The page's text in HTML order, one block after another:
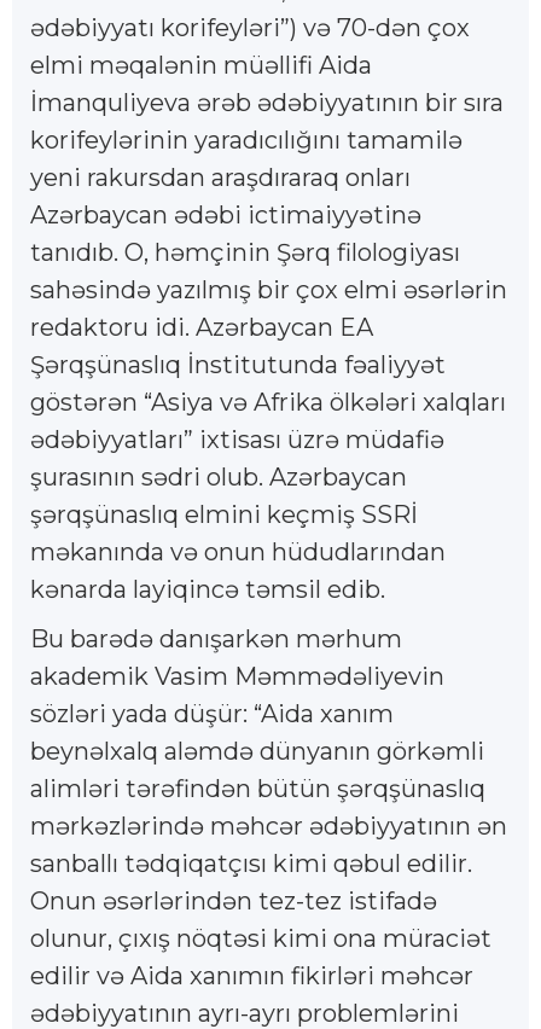
ədəbiyyatı korifeyləri”) və 70-dən çox
elmi məqalənin müəllifi Aida
İmanquliyeva ərəb ədəbiyyatının bir sıra
korifeylərinin yaradıcılığını tamamilə
yeni rakursdan araşdıraraq onları
Azərbaycan ədəbi ictimaiyyətinə
tanıdıb. O, həmçinin Şərq filologiyası
sahəsində yazılmış bir çox elmi əsərlərin
redaktoru idi. Azərbaycan EA
Şərqşünaslıq İnstitutunda fəaliyyət
göstərən “Asiya və Afrika ölkələri xalqları
ədəbiyyatları” ixtisası üzrə müdafiə
şurasının sədri olub. Azərbaycan
şərqşünaslıq elmini keçmiş SSRİ
məkanında və onun hüdudlarından
kənarda layiqincə təmsil edib.
Bu barədə danışarkən mərhum
akademik Vasim Məmmədəliyevin
sözləri yada düşür: “Aida xanım
beynəlxalq aləmdə dünyanın görkəmli
alimləri tərəfindən bütün şərqşünaslıq
mərkəzlərində məhcər ədəbiyyatının ən
sanballı tədqiqatçısı kimi qəbul edilir.
Onun əsərlərindən tez-tez istifadə
olunur, çıxış nöqtəsi kimi ona müraciət
edilir və Aida xanımın fikirləri məhcər
ədəbiyyatının ayrı-ayrı problemlərini